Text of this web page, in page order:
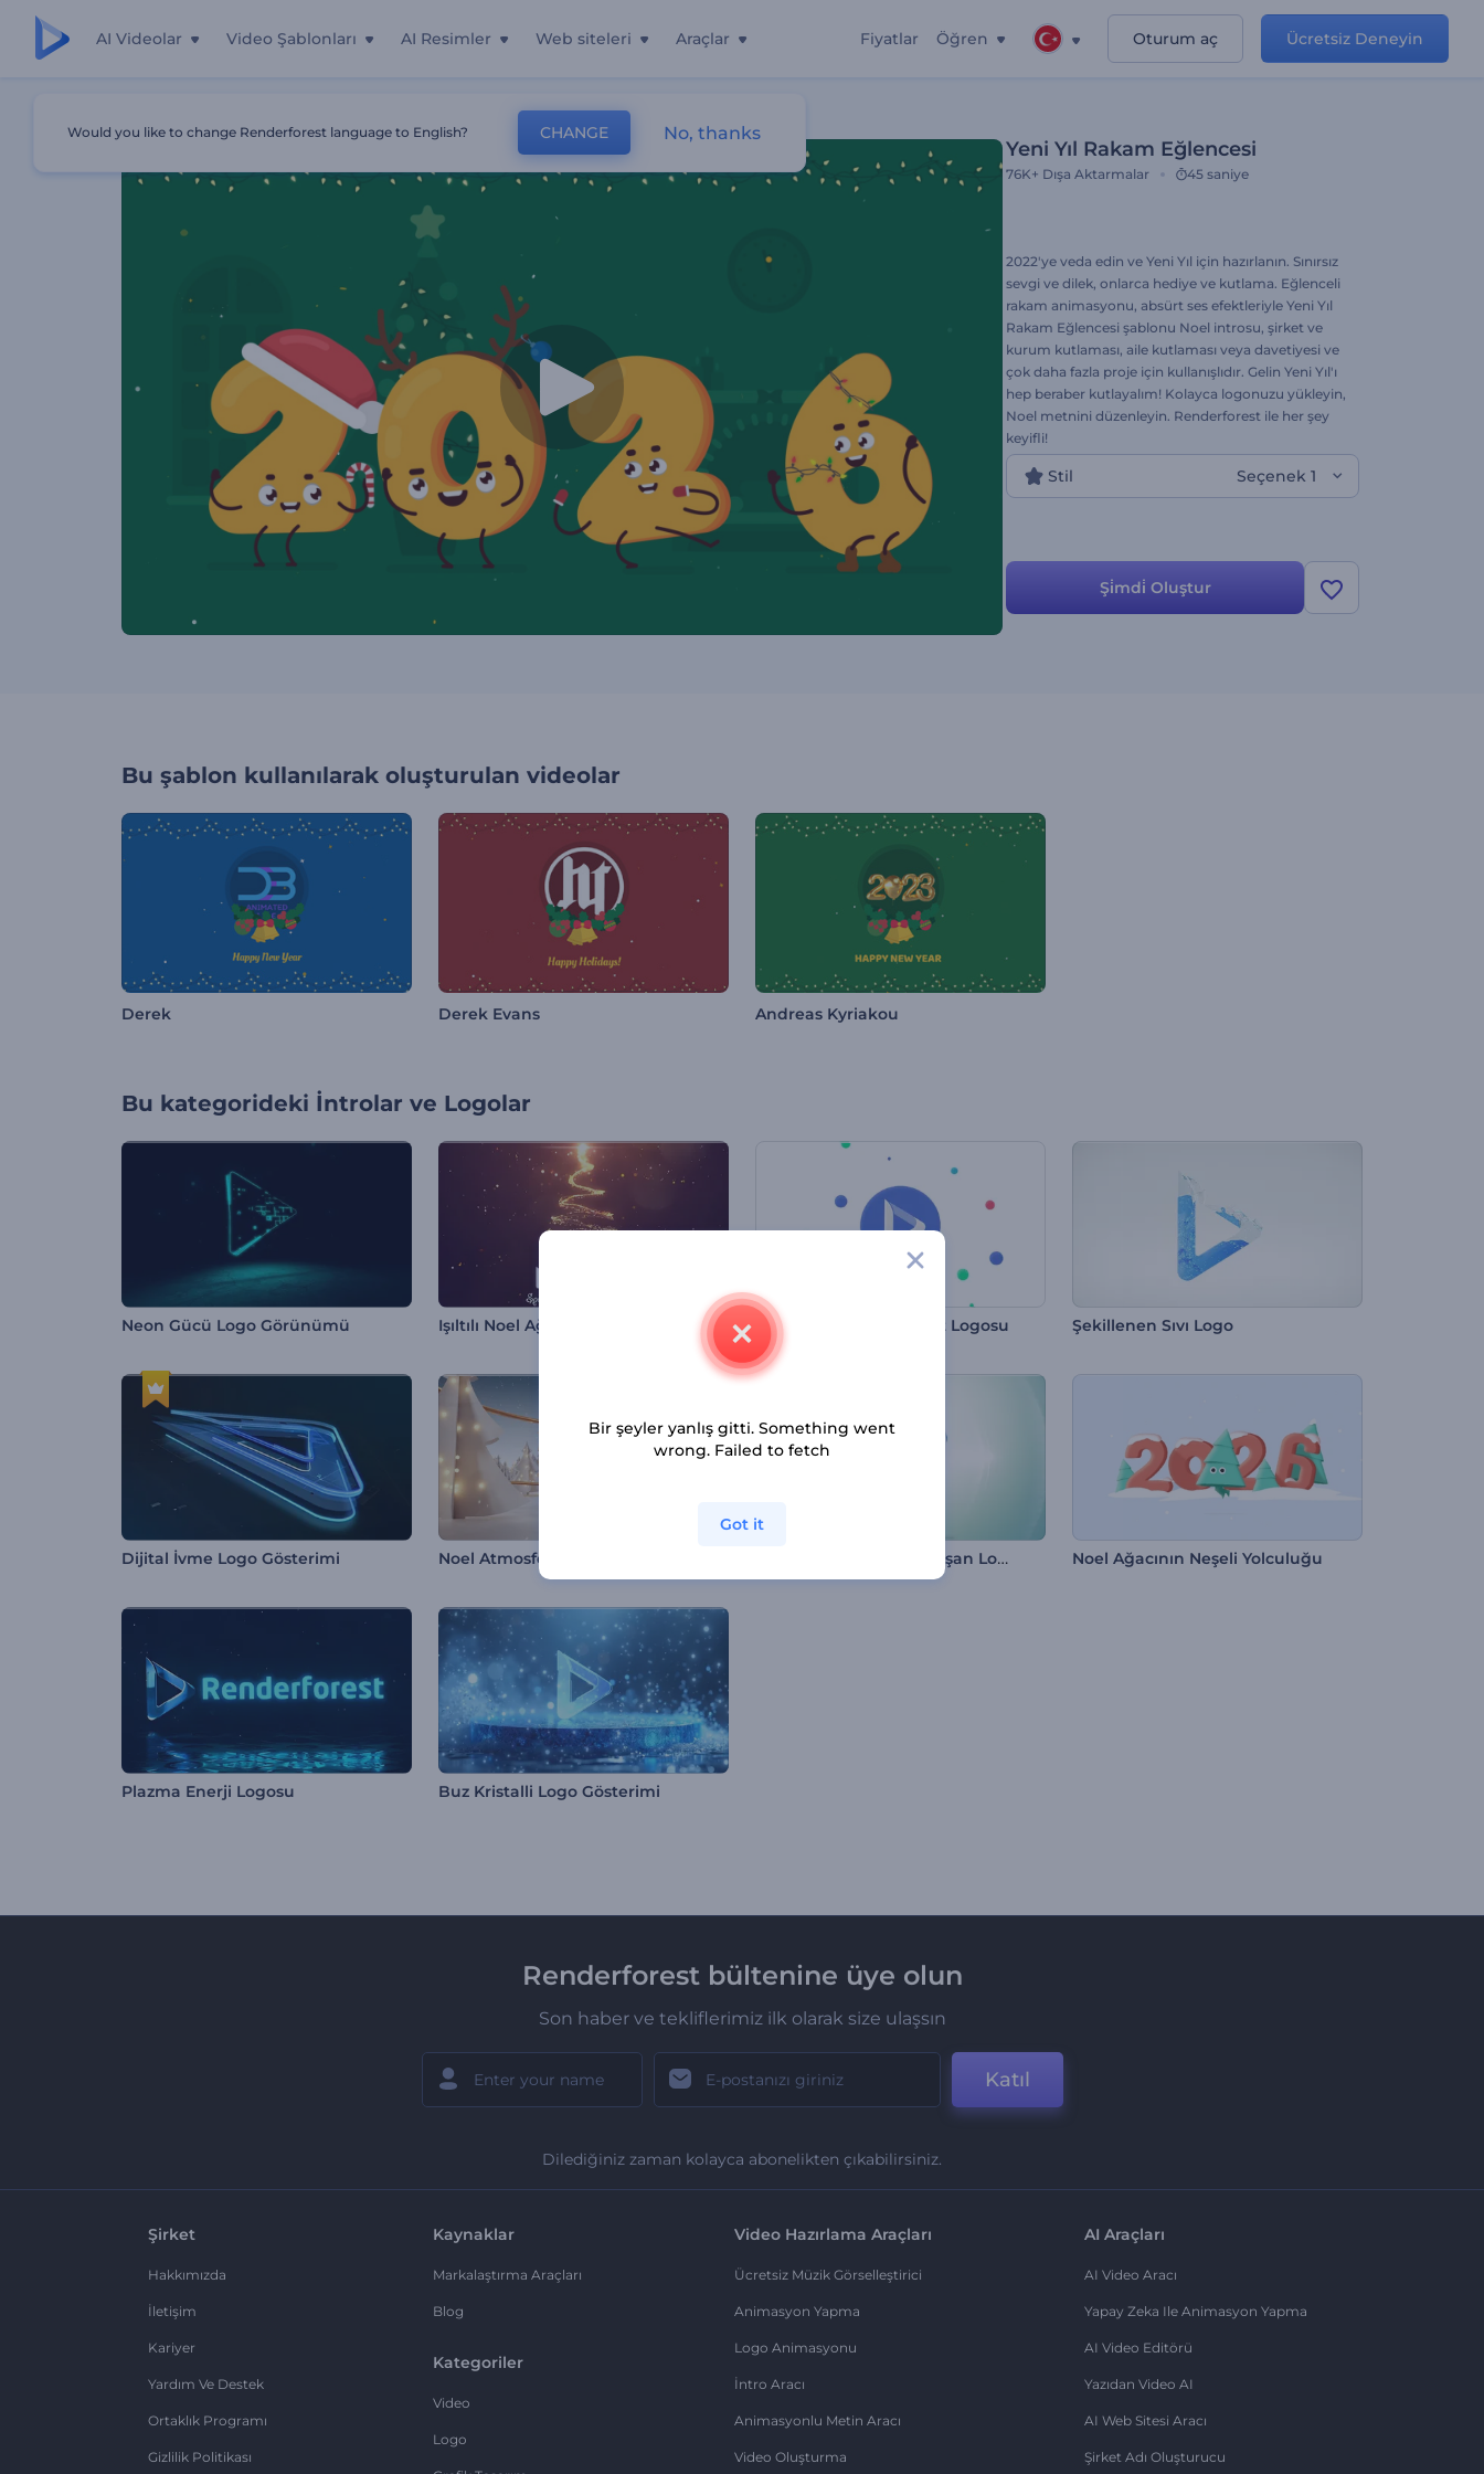
AI Videolar Video Şablonları AI Resimler Web siteleri Araçlar Fiyatlar Öğren Oturum aç Ücretsiz Deneyin
Yeni Yıl Rakam Eğlencesi
76K+ Dışa Aktarmalar 45 saniye
2022'ye veda edin ve Yeni Yıl için hazırlanın. Sınırsız
sevgi ve dilek, onlarca hediye ve kutlama. Eğlenceli
rakam animasyonu, absürt ses efektleriyle Yeni Yıl
Rakam Eğlencesi şablonu Noel introsu, şirket ve
kurum kutlaması, aile kutlaması veya davetiyesi ve
çok daha fazla proje için kullanışlıdır. Gelin Yeni Yıl'ı
hep beraber kutlayalım! Kolayca logonuzu yükleyin,
Noel metnini düzenleyin. Renderforest ile her şey
keyifli!
Stil Seçenek 1
Şi̇mdi̇ Oluştur
Bu şablon kullanılarak oluşturulan videolar
Derek Derek Evans Andreas Kyriakou
Bu kategorideki İntrolar ve Logolar
Neon Gücü Logo Görünümü Işıltılı Noel Ağacı Intro Renkli Dairesel Hareket Logosu Şekillenen Sıvı Logo
Dijital İvme Logo Gösterimi Noel Atmosferi İntro Küresel Çizgilerden Oluşan Logo Noel Ağacının Neşeli Yolculuğu
Plazma Enerji Logosu Buz Kristalli Logo Gösterimi
Renderforest bültenine üye olun
Son haber ve tekliflerimiz ilk olarak size ulaşsın
Katıl
Dilediğiniz zaman kolayca abonelikten çıkabilirsiniz.
Şirket
Hakkımızda
İletişim
Kariyer
Yardım Ve Destek
Ortaklık Programı
Gizlilik Politikası
Kaynaklar
Markalaştırma Araçları
Blog
Kategoriler
Video
Logo
Video Hazırlama Araçları
Ücretsiz Müzik Görselleştirici
Animasyon Yapma
Logo Animasyonu
İntro Aracı
Animasyonlu Metin Aracı
Video Oluşturma
AI Araçları
AI Video Aracı
Yapay Zeka Ile Animasyon Yapma
AI Video Editörü
Yazıdan Video AI
AI Web Sitesi Aracı
Şirket Adı Oluşturucu
Would you like to change Renderforest language to English? CHANGE No, thanks
Bir şeyler yanlış gitti. Something went
wrong. Failed to fetch
Got it